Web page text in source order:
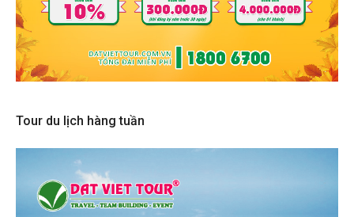
Tour du lịch hàng tuần